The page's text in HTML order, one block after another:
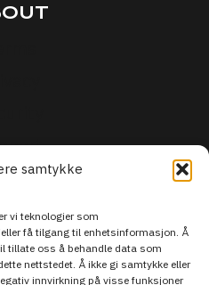
samtykke
vi teknologier som
få tilgang til enhetsinformasjon. Å
tillate oss å behandle data som
nettstedet. Å ikke gi samtykke eller
innvirkning på visse funksjoner